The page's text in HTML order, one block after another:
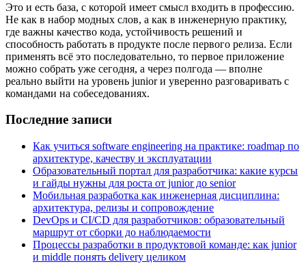
Это и есть база, с которой имеет смысл входить в профессию.
Не как в набор модных слов, а как в инженерную практику,
где важны качество кода, устойчивость решений и
способность работать в продукте после первого релиза. Если
применять всё это последовательно, то первое приложение
можно собрать уже сегодня, а через полгода — вполне
реально выйти на уровень junior и уверенно разговаривать с
командами на собеседованиях.
Последние записи
Как учиться software engineering на практике: roadmap по
архитектуре, качеству и эксплуатации
Образовательный портал для разработчика: какие курсы
и гайды нужны для роста от junior до senior
Мобильная разработка как инженерная дисциплина:
архитектура, релизы и сопровождение
DevOps и CI/CD для разработчиков: образовательный
маршрут от сборки до наблюдаемости
Процессы разработки в продуктовой команде: как junior
и middle понять delivery целиком